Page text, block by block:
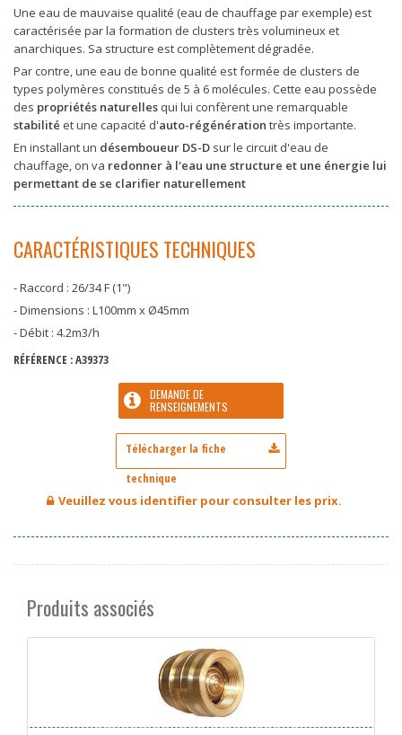
Une eau de mauvaise qualité (eau de chauffage par exemple) est
caractérisée par la formation de clusters très volumineux et
anarchiques. Sa structure est complètement dégradée.
Par contre, une eau de bonne qualité est formée de clusters de
types polymères constitués de 5 à 6 molécules. Cette eau possède
des propriétés naturelles qui lui confèrent une remarquable
stabilité et une capacité d'auto-régénération très importante.
En installant un désemboueur DS-D sur le circuit d'eau de
chauffage, on va redonner à l'eau une structure et une énergie lui
permettant de se clarifier naturellement
CARACTÉRISTIQUES TECHNIQUES
- Raccord : 26/34 F (1")
- Dimensions : L100mm x Ø45mm
- Débit : 4.2m3/h
RÉFÉRENCE :A39373
DEMANDE DE
RENSEIGNEMENTS
Veuillez vous identifier pour consulter les prix.
Produits associés